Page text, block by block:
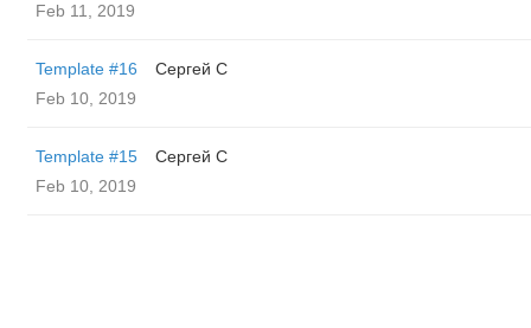
Feb 11, 2019
Template #16
Сергей С
Feb 10, 2019
Template #15
Сергей С
Feb 10, 2019